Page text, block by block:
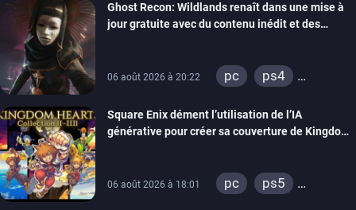
xbox one
nintendo 64
Ghost Recon: Wildlands renaît dans une mise à
jour gratuite avec du contenu inédit et des
06 août 2026 à 20:22 pc
ps4
Square Enix dément l’utilisation de l’IA
générative pour créer sa couverture de Kingdom
06 août 2026 à 18:01 pc
ps5